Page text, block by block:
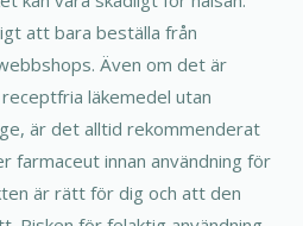
att bara beställa från
Även om det är
läkemedel utan
är det alltid rekommenderat
farmaceut innan användning för
är rätt för dig och att den